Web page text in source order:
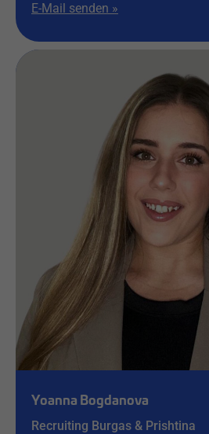
E-Mail senden »
Yoanna Bogdanova
Recruiting Burgas & Prishtina